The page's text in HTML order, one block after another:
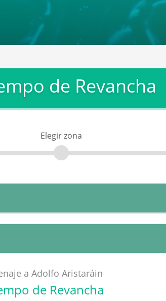
de Revancha
Elegir zona
a Adolfo Aristaráin
de Revancha